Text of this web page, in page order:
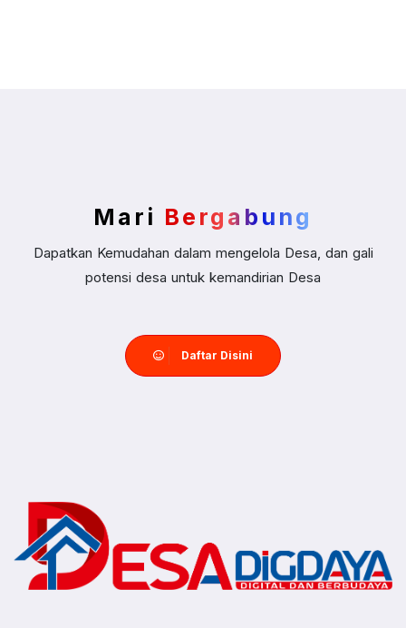
Mari Bergabung
Dapatkan Kemudahan dalam mengelola Desa, dan gali
potensi desa untuk kemandirian Desa
Daftar Disini